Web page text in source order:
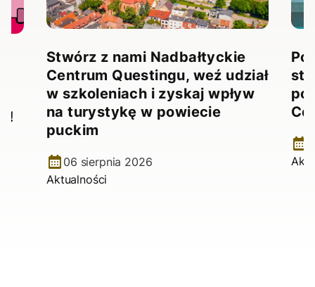
Stwórz z nami Nadbałtyckie
Centrum Questingu, weź udział
w szkoleniach i zyskaj wpływ
na turystykę w powiecie
puckim
06 sierpnia 2026
Aktualności